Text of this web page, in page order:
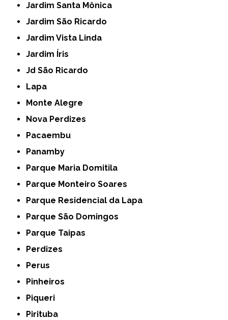
Jardim Santa Mônica
Jardim São Ricardo
Jardim Vista Linda
Jardim Íris
Jd São Ricardo
Lapa
Monte Alegre
Nova Perdizes
Pacaembu
Panamby
Parque Maria Domitila
Parque Monteiro Soares
Parque Residencial da Lapa
Parque São Domingos
Parque Taipas
Perdizes
Perus
Pinheiros
Piqueri
Pirituba